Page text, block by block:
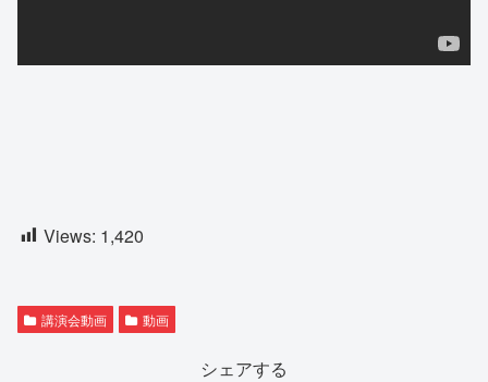
Views: 1,420
講演会動画 動画
シェアする